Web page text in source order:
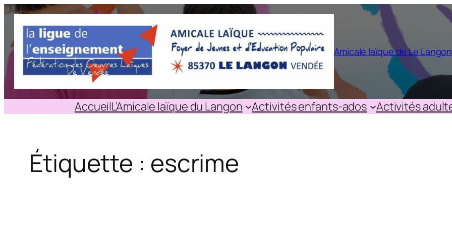
Aller
contenu
Amicale laïque de Le Langon
AccueilL’Amicale laïque du Langon Activités enfants-ados Activités
Étiquette : escrime